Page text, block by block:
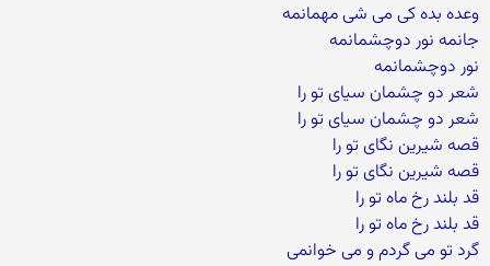
وعده بده کی می شی مهمانمه
جانمه نور دوچشمانمه
نور دوچشمانمه
شعر دو چشمان سیای تو را
شعر دو چشمان سیای تو را
قصه شیرین نگای تو را
قصه شیرین نگای تو را
قد بلند رخ ماه تو را
قد بلند رخ ماه تو را
گرد تو می گردم و می خوانمی